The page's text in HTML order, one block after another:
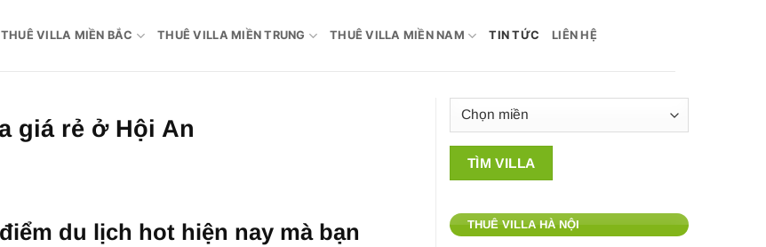
THUÊ VILLA MIỀN BẮC THUÊ VILLA MIỀN TRUNG THUÊ VILLA MIỀN NAM TIN TỨC LIÊN HỆ
giá rẻ ở Hội An
du lịch hot hiện nay mà bạn
THUÊ VILLA HÀ NỘI